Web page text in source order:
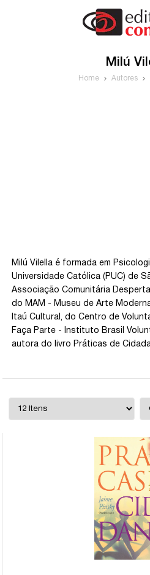
Milú
Home Autores
Milú Vilella é formada em
Universidade Católica (PUC) de
Associação Comunitária
do MAM - Museu de Arte
Itaú Cultural, do Centro de
Faça Parte - Instituto Brasil
autora do livro Práticas de